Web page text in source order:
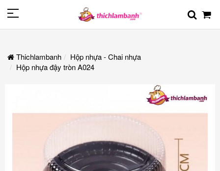
Thichlambanh
Hộp nhựa - Chai nhựa
Hộp nhựa đậy tròn A024